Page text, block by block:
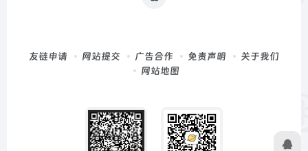
友链申请 网站提交 广告合作 免责声明
关于我们
网站地图